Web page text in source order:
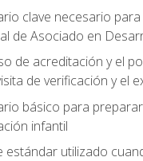
clave necesario
de Asociado en
de acreditación y el
de verificación y el
básico para
infantil
estándar utilizado